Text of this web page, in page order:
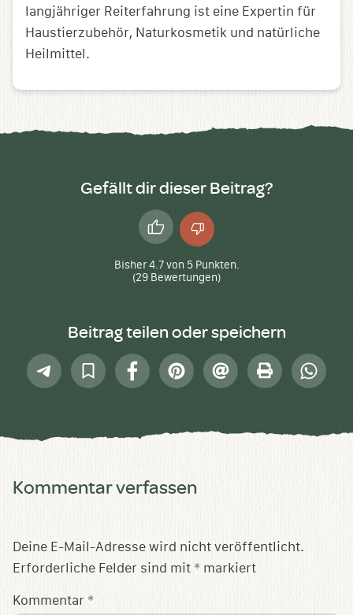
langjähriger Reiterfahrung ist eine Expertin für
Haustierzubehör, Naturkosmetik und natürliche
Heilmittel.
Gefällt dir dieser Beitrag?
Daumen
hoch
Daumen
runter
Bisher4.7von 5Punkten.
(29 Bewertungen)
Beitrag teilen oder speichern
Telegram
In
Sammlung
FacebookPinterest
E-
Mail
Drucken
Kommentar verfassen
Deine E-Mail-Adresse wird nicht veröffentlicht.
Erforderliche Felder sind mit * markiert
Kommentar *